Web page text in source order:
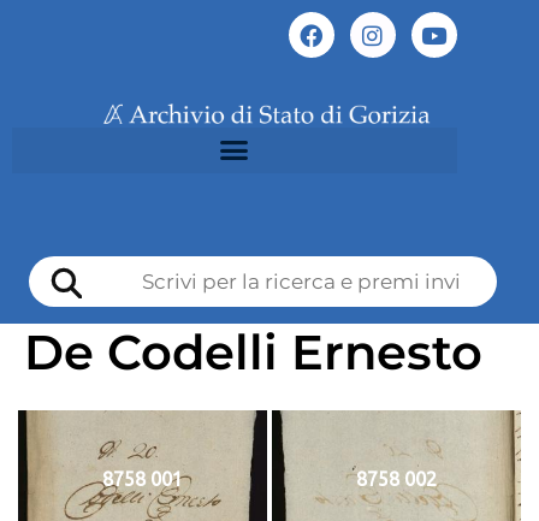
De Codelli Ernesto
8758 001 8758 002